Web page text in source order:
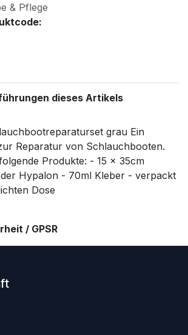
& Pflege
dieses Artikels
grau Ein
Reparatur von Schlauchbooten.
Produkte: - 15 x 35cm
Hypalon - 70ml Kleber - verpackt
Dose
/ GPSR